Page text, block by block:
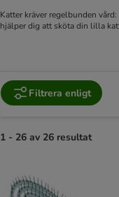
Katter kräver regelbunden
hjälper dig att sköta din lilla
Filtrera enligt
1 - 26 av 26 resultat